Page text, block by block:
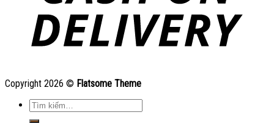
Copyright 2026 © Flatsome Theme
Tìm
kiếm: